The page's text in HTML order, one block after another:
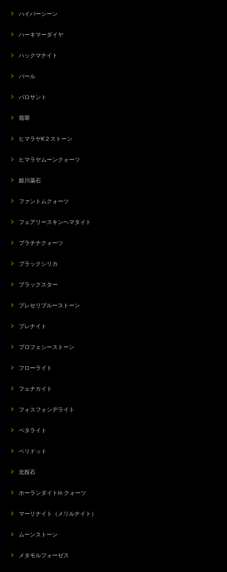
ハイパーシーン
ハーキマーダイヤ
ハックマナイト
パール
パロサント
翡翠
ヒマラヤK２ストーン
ヒマラヤムーンクォーツ
姫川薬石
ファントムクォーツ
フェアリースキンヘマタイト
プラチナクォーツ
ブラックシリカ
ブラックスター
プレセリブルーストーン
プレナイト
プロフェシーストーン
フローライト
フェナカイト
フォスフォシデライト
ペタライト
ペリドット
北投石
ホーランダイトin クォーツ
マーリナイト（メリルナイト）
ムーンストーン
メタモルフォーゼス